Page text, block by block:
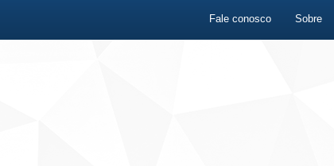
Fale conosco Sobre